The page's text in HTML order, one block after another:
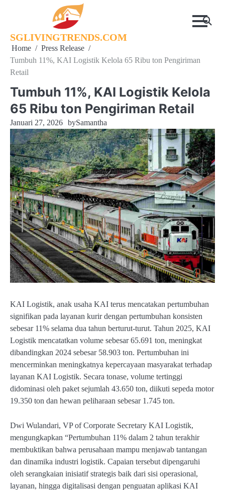
SGLIVINGTRENDS.COM
Home
Press Release
Tumbuh 11%, KAI Logistik Kelola 65 Ribu ton Pengiriman
Retail
Tumbuh 11%, KAI Logistik Kelola
65 Ribu ton Pengiriman Retail
Januari 27, 2026 bySamantha
KAI Logistik, anak usaha KAI terus mencatakan pertumbuhan
signifikan pada layanan kurir dengan pertumbuhan konsisten
sebesar 11% selama dua tahun berturut-turut. Tahun 2025, KAI
Logistik mencatatkan volume sebesar 65.691 ton, meningkat
dibandingkan 2024 sebesar 58.903 ton. Pertumbuhan ini
mencerminkan meningkatnya kepercayaan masyarakat terhadap
layanan KAI Logistik. Secara tonase, volume tertinggi
didominasi oleh paket sejumlah 43.650 ton, diikuti sepeda motor
19.350 ton dan hewan peliharaan sebesar 1.745 ton.
Dwi Wulandari, VP of Corporate Secretary KAI Logistik,
mengungkapkan “Pertumbuhan 11% dalam 2 tahun terakhir
membuktikan bahwa perusahaan mampu menjawab tantangan
dan dinamika industri logistik. Capaian tersebut dipengaruhi
oleh serangkaian inisiatif strategis baik dari sisi operasional,
layanan, hingga digitalisasi dengan penguatan aplikasi KAI